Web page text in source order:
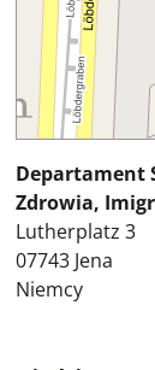
Departament
Zdrowia,
Lutherplatz 3
07743 Jena
Niemcy